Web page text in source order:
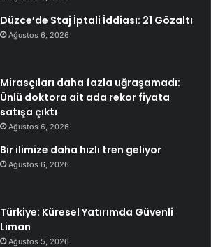
Düzce’de Staj İptali İddiası: 21 Gözaltı
Ağustos 6, 2026
Mirasçıları daha fazla uğraşamadı:
Ünlü doktora ait ada rekor fiyata
satışa çıktı
Ağustos 6, 2026
Bir ilimize daha hızlı tren geliyor
Ağustos 6, 2026
Türkiye: Küresel Yatırımda Güvenli
Liman
Ağustos 5, 2026